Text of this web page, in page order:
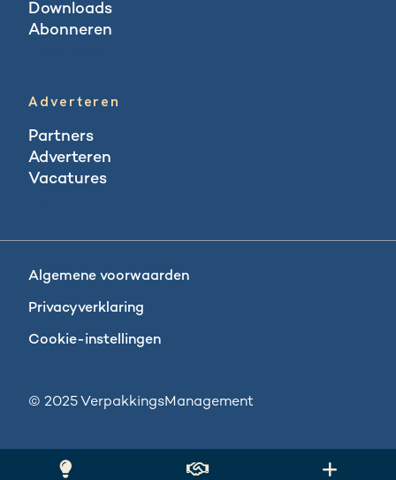
Downloads
Abonneren
Adverteren
Partners
Adverteren
Vacatures
Algemene voorwaarden
Privacyverklaring
Cookie-instellingen
© 2025 VerpakkingsManagement